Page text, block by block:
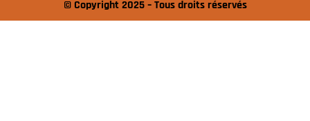
© Copyright 2025 – Tous droits réservés